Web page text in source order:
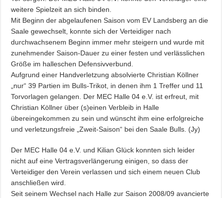
weitere Spielzeit an sich binden.
Mit Beginn der abgelaufenen Saison vom EV Landsberg an die
Saale gewechselt, konnte sich der Verteidiger nach
durchwachsenem Beginn immer mehr steigern und wurde mit
zunehmender Saison-Dauer zu einer festen und verlässlichen
Größe im halleschen Defensivverbund.
Aufgrund einer Handverletzung absolvierte Christian Köllner
„nur“ 39 Partien im Bulls-Trikot, in denen ihm 1 Treffer und 11
Torvorlagen gelangen. Der MEC Halle 04 e.V. ist erfreut, mit
Christian Köllner über (s)einen Verbleib in Halle
übereingekommen zu sein und wünscht ihm eine erfolgreiche
und verletzungsfreie „Zweit-Saison“ bei den Saale Bulls. (Jy)
Der MEC Halle 04 e.V. und Kilian Glück konnten sich leider
nicht auf eine Vertragsverlängerung einigen, so dass der
Verteidiger den Verein verlassen und sich einem neuen Club
anschließen wird.
Seit seinem Wechsel nach Halle zur Saison 2008/09 avancierte